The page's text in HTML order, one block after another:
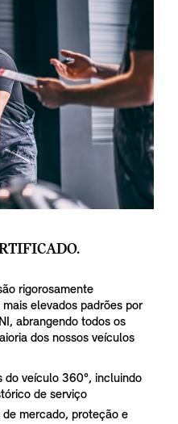
rigorosamente
elevados padrões por
abrangendo todos os
dos nossos veículos
do veículo 360°, incluindo
de serviço
mercado, proteção e